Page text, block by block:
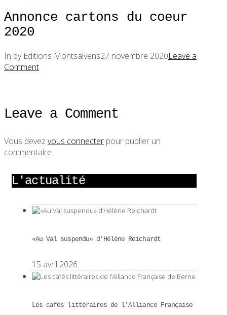
Annonce cartons du coeur
2020
In by Editions Montsalvens27 novembre 2020Leave a
Comment
Leave a Comment
Vous devez vous connecter pour publier un
commentaire.
L'actualité
«Au Val suspendu» d’Hélène Reichardt
15 avril 2026
Les cafés littéraires de l’Alliance Française